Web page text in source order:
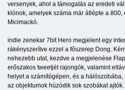
versenyek, ahol a támogatás az eredeti
klónok, amelyek száma már átlépte a
Micimackó.
indie zenekar 7bit Hero megjelent egy
rákényszerítve ezzel a főszerep Dong.
nehezebb utat, kezdve a megjelenése
erőszakos tweetjét rajongók, valamint
helyet a számítógépen, és a
az objektumok húzódik sok szobákat